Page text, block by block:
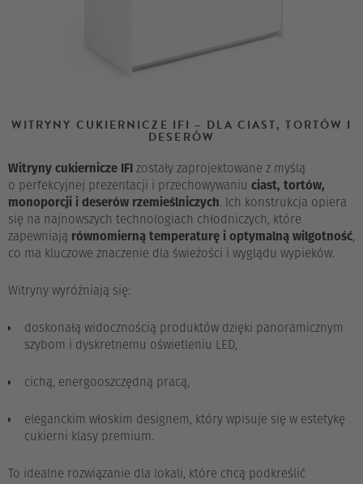
WITRYNY CUKIERNICZE IFI – DLA CIAST, TORTÓW I
DESERÓW
Witryny cukiernicze IFIzostały zaprojektowane z myślą
o perfekcyjnej prezentacji i przechowywaniu ciast, tortów,
monoporcji i deserów rzemieślniczych. Ich konstrukcja opiera
się na najnowszych technologiach chłodniczych, które
zapewniają równomierną temperaturę i optymalną wilgotność,
co ma kluczowe znaczenie dla świeżości i wyglądu wypieków.
Witryny wyróżniają się:
doskonałą widocznością produktów dzięki panoramicznym
szybom i dyskretnemu oświetleniu LED,
cichą, energooszczędną pracą,
eleganckim włoskim designem, który wpisuje się w estetykę
cukierni klasy premium.
To idealne rozwiązanie dla lokali, które chcą podkreślić